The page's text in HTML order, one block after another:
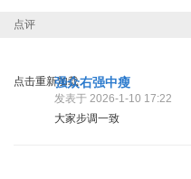
点评
点击重新加载强众右强中瘦
发表于 2026-1-10 17:22
大家步调一致